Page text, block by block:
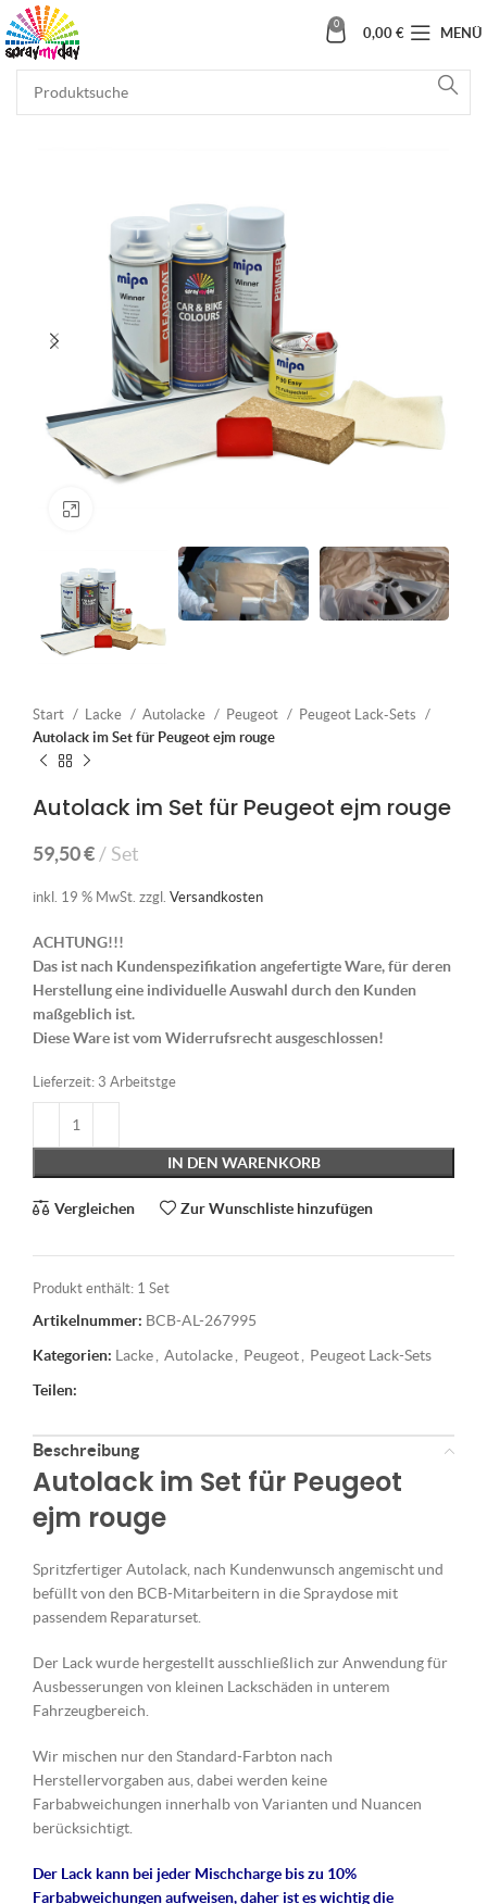
0
0,00 € MENÜ
Start Lacke Autolacke Peugeot
Peugeot Lack-Sets
Autolack im Set für Peugeot ejm rouge
Autolack im Set für Peugeot ejm rouge
59,50€ Set
inkl. 19 % MwSt. zzgl. Versandkosten
ACHTUNG!!!
Das ist nach Kundenspezifikation angefertigte Ware, für deren
Herstellung eine individuelle Auswahl durch den Kunden
maßgeblich ist.
Diese Ware ist vom Widerrufsrecht ausgeschlossen!
Lieferzeit: 3 Arbeitstge
IN DEN WARENKORB
Vergleichen Zur Wunschliste hinzufügen
Produkt enthält: 1 Set
Artikelnummer: BCB-AL-267995
Kategorien: Lacke, Autolacke, Peugeot, Peugeot Lack-Sets
Teilen:
Beschreibung
Autolack im Set für Peugeot
ejm rouge
Spritzfertiger Autolack, nach Kundenwunsch angemischt und
befüllt von den BCB-Mitarbeitern in die Spraydose mit
passendem Reparaturset.
Der Lack wurde hergestellt ausschließlich zur Anwendung für
Ausbesserungen von kleinen Lackschäden in unterem
Fahrzeugbereich.
Wir mischen nur den Standard-Farbton nach
Herstellervorgaben aus, dabei werden keine
Farbabweichungen innerhalb von Varianten und Nuancen
berücksichtigt.
Der Lack kann bei jeder Mischcharge bis zu 10%
Farbabweichungen aufweisen, daher ist es wichtig die